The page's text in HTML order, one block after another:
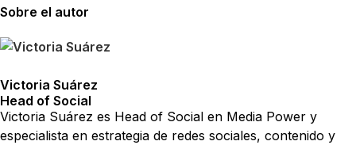
Sobre el autor
Victoria Suárez
Head of Social
Victoria Suárez es Head of Social en Media Power y
especialista en estrategia de redes sociales, contenido y